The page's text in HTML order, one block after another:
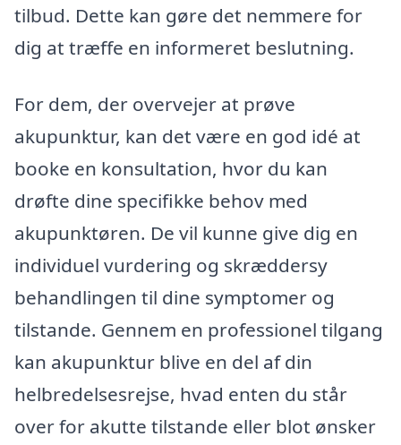
tilbud. Dette kan gøre det nemmere for
dig at træffe en informeret beslutning.
For dem, der overvejer at prøve
akupunktur, kan det være en god idé at
booke en konsultation, hvor du kan
drøfte dine specifikke behov med
akupunktøren. De vil kunne give dig en
individuel vurdering og skræddersy
behandlingen til dine symptomer og
tilstande. Gennem en professionel tilgang
kan akupunktur blive en del af din
helbredelsesrejse, hvad enten du står
over for akutte tilstande eller blot ønsker